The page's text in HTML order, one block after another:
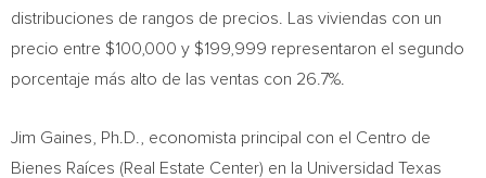
distribuciones de rangos de precios. Las viviendas con un
precio entre $100,000 y $199,999 representaron el segundo
porcentaje más alto de las ventas con 26.7%.
Jim Gaines , Ph.D., economista principal con el Centro de
Bienes Raíces (Real Estate Center) en la Universidad Texas